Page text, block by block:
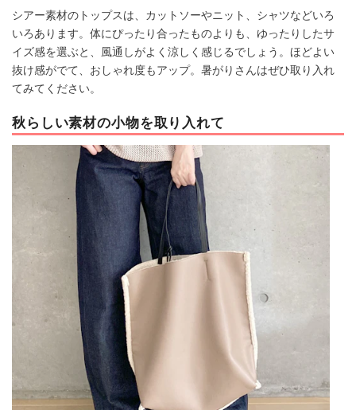
シアー素材のトップスは、カットソーやニット、シャツなどいろ
いろあります。体にぴったり合ったものよりも、ゆったりしたサ
イズ感を選ぶと、風通しがよく涼しく感じるでしょう。ほどよい
抜け感がでて、おしゃれ度もアップ。暑がりさんはぜひ取り入れ
てみてください。
秋らしい素材の小物を取り入れて